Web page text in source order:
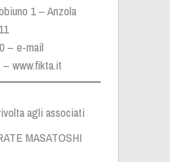
1 – Anzola
– e-mail
– www.fikta.it
agli associati
MASATOSHI